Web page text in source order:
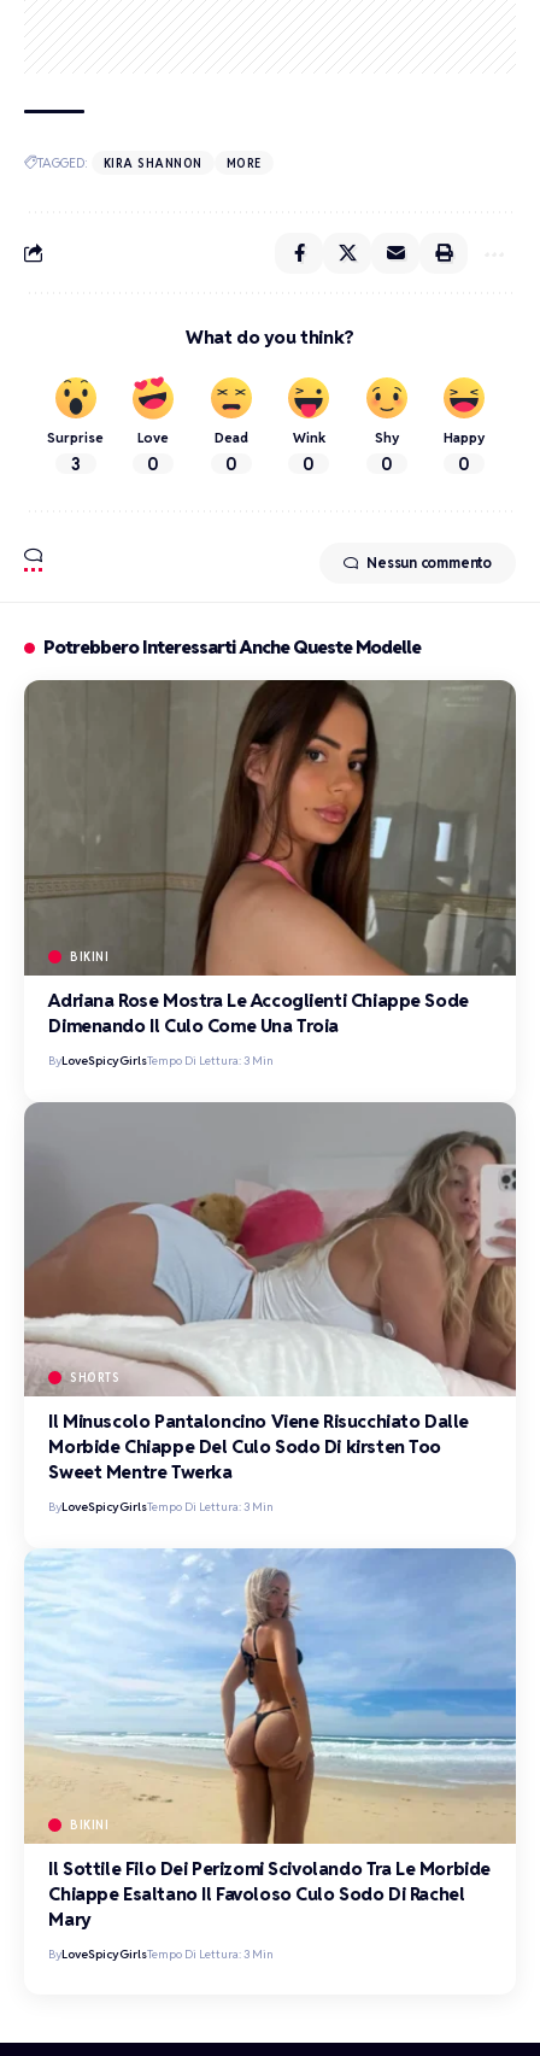
TAGGED: KIRA SHANNON MORE
What do you think?
Surprise
3
Love
0
Dead
0
Wink
0
Shy
0
Happy
0
Nessun commento
Potrebbero Interessarti Anche Queste Modelle
BIKINI
Adriana Rose Mostra Le Accoglienti Chiappe Sode
Dimenando Il Culo Come Una Troia
ByLoveSpicyGirlsTempo Di Lettura: 3 Min
SHORTS
Il Minuscolo Pantaloncino Viene Risucchiato Dalle
Morbide Chiappe Del Culo Sodo Di kirsten Too
Sweet Mentre Twerka
ByLoveSpicyGirlsTempo Di Lettura: 3 Min
BIKINI
Il Sottile Filo Dei Perizomi Scivolando Tra Le Morbide
Chiappe Esaltano Il Favoloso Culo Sodo Di Rachel
Mary
ByLoveSpicyGirlsTempo Di Lettura: 3 Min